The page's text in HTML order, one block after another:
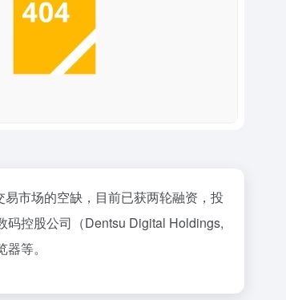
市场的空缺，目前已获两轮融资，投
码控股公司（Dentsu Digital Holdings,
等。